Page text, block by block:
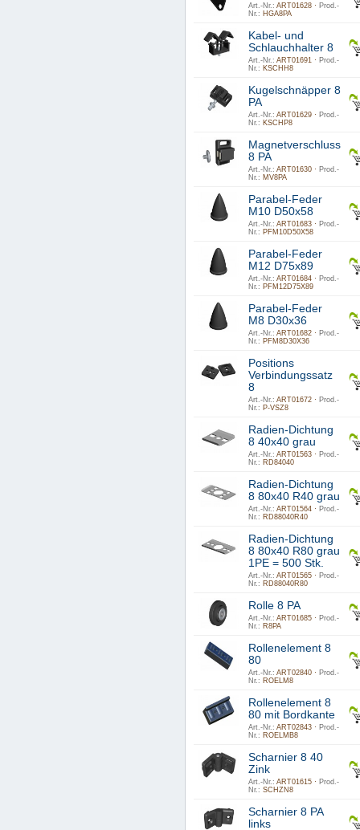
Art.-Nr.: ART01628 · Prod.-
Nr.: HGA8PA
Kabel- und
Schlauchhalter 8
Art.-Nr.: ART01691 · Prod.-
Nr.: KSCHH8
Kugelschnäpper 8
PA
Art.-Nr.: ART01629 · Prod.-
Nr.: KSCHP8
Magnetverschluss
8 PA
Art.-Nr.: ART01630 · Prod.-
Nr.: MV8PA
Parabel-Feder
M10 D50x58
Art.-Nr.: ART01683 · Prod.-
Nr.: PFM10D50X58
Parabel-Feder
M12 D75x89
Art.-Nr.: ART01684 · Prod.-
Nr.: PFM12D75X89
Parabel-Feder
M8 D30x36
Art.-Nr.: ART01682 · Prod.-
Nr.: PFM8D30X36
Positions
Verbindungssatz
8
Art.-Nr.: ART01672 · Prod.-
Nr.: P-VSZ8
Radien-Dichtung
8 40x40 grau
Art.-Nr.: ART01563 · Prod.-
Nr.: RD84040
Radien-Dichtung
8 80x40 R40 grau
Art.-Nr.: ART01564 · Prod.-
Nr.: RD88040R40
Radien-Dichtung
8 80x40 R80 grau
1PE = 500 Stk.
Art.-Nr.: ART01565 · Prod.-
Nr.: RD88040R80
Rolle 8 PA
Art.-Nr.: ART01685 · Prod.-
Nr.: R8PA
Rollenelement 8
80
Art.-Nr.: ART02840 · Prod.-
Nr.: ROELM8
Rollenelement 8
80 mit Bordkante
Art.-Nr.: ART02843 · Prod.-
Nr.: ROELMB8
Scharnier 8 40
Zink
Art.-Nr.: ART01615 · Prod.-
Nr.: SCHZN8
Scharnier 8 PA
links